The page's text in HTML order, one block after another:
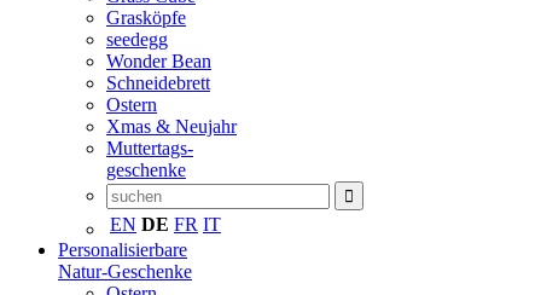
Grasköpfe
seedegg
Wonder Bean
Schneidebrett
Ostern
Xmas & Neujahr
Muttertags-
geschenke
EN DE FR IT
Personalisierbare
Natur-Geschenke